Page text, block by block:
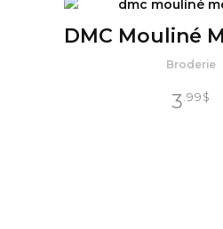
DMC Mouliné
Broderie
3 .99 $